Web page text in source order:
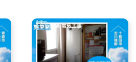
くらし快適 電気工事